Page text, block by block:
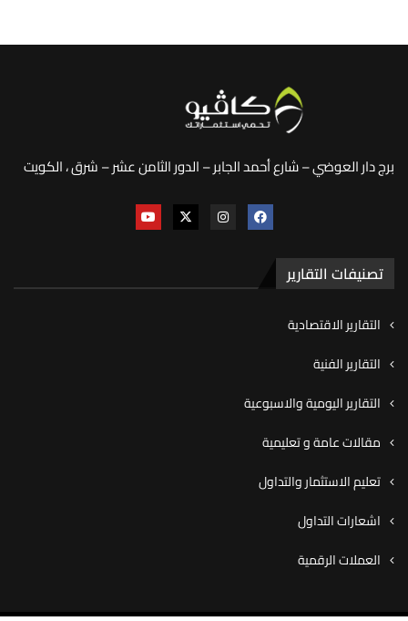
برج دار العوضي – شارع أحمد الجابر – الدور الثامن عشر – شرق ، الكويت
تصنيفات التقارير
التقارير الاقتصادية
التقارير الفنية
التقارير اليومية والاسبوعية
مقالات عامة و تعليمية
تعليم الاستثمار والتداول
اشعارات التداول
العملات الرقمية